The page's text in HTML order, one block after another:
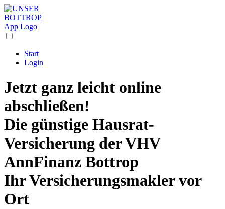
Start
Login
Jetzt ganz leicht online
abschließen!
Die günstige Hausrat-
Versicherung der VHV
AnnFinanz Bottrop
Ihr Versicherungsmakler vor
Ort